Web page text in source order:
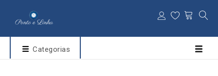
Categorias